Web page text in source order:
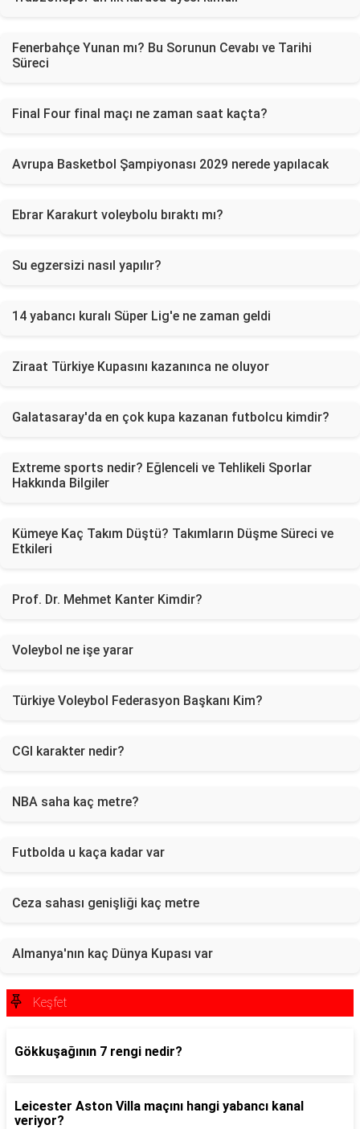
Fenerbahçe Yunan mı? Bu Sorunun Cevabı ve Tarihi
Süreci
Final Four final maçı ne zaman saat kaçta?
Avrupa Basketbol Şampiyonası 2029 nerede yapılacak
Ebrar Karakurt voleybolu bıraktı mı?
Su egzersizi nasıl yapılır?
14 yabancı kuralı Süper Lig'e ne zaman geldi
Ziraat Türkiye Kupasını kazanınca ne oluyor
Galatasaray'da en çok kupa kazanan futbolcu kimdir?
Extreme sports nedir? Eğlenceli ve Tehlikeli Sporlar
Hakkında Bilgiler
Kümeye Kaç Takım Düştü? Takımların Düşme Süreci ve
Etkileri
Prof. Dr. Mehmet Kanter Kimdir?
Voleybol ne işe yarar
Türkiye Voleybol Federasyon Başkanı Kim?
CGI karakter nedir?
NBA saha kaç metre?
Futbolda u kaça kadar var
Ceza sahası genişliği kaç metre
Almanya'nın kaç Dünya Kupası var
Keşfet
Gökkuşağının 7 rengi nedir?
Leicester Aston Villa maçını hangi yabancı kanal
veriyor?